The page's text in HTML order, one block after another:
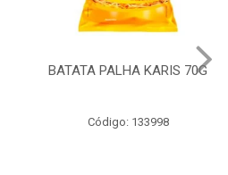
CEREAL MATINAL
Código: 136304